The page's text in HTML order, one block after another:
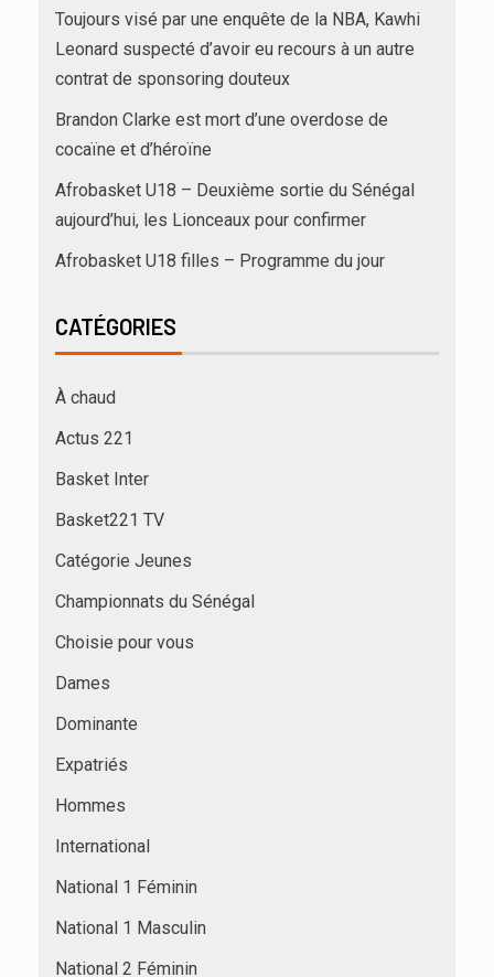
Toujours visé par une enquête de la NBA, Kawhi
Leonard suspecté d’avoir eu recours à un autre
contrat de sponsoring douteux
Brandon Clarke est mort d’une overdose de
cocaïne et d’héroïne
Afrobasket U18 – Deuxième sortie du Sénégal
aujourd’hui, les Lionceaux pour confirmer
Afrobasket U18 filles – Programme du jour
CATÉGORIES
À chaud
Actus 221
Basket Inter
Basket221 TV
Catégorie Jeunes
Championnats du Sénégal
Choisie pour vous
Dames
Dominante
Expatriés
Hommes
International
National 1 Féminin
National 1 Masculin
National 2 Féminin